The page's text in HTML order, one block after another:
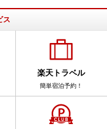
ス
楽天トラベル
簡単宿泊予約！